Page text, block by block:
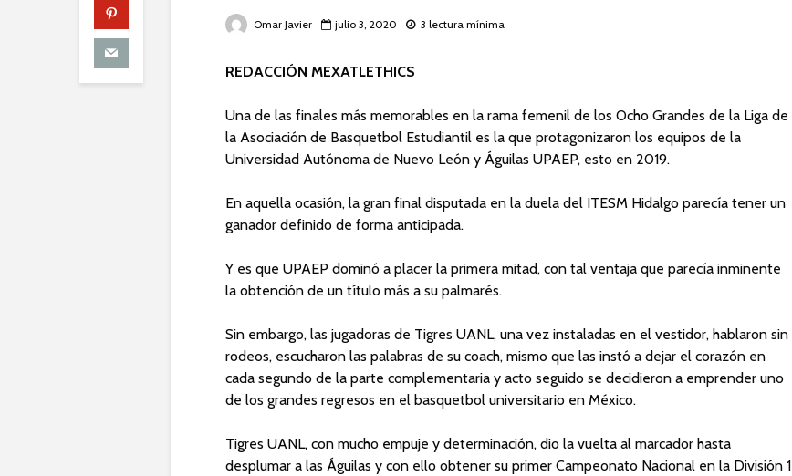
Omar Javier julio 3, 2020 3 lectura mínima
REDACCIÓN MEXATLETHICS
Una de las finales más memorables en la rama femenil de los Ocho Grandes de la Liga de
la Asociación de Basquetbol Estudiantil es la que protagonizaron los equipos de la
Universidad Autónoma de Nuevo León y Águilas UPAEP, esto en 2019.
En aquella ocasión, la gran final disputada en la duela del ITESM Hidalgo parecía tener un
ganador definido de forma anticipada.
Y es que UPAEP dominó a placer la primera mitad, con tal ventaja que parecía inminente
la obtención de un título más a su palmarés.
Sin embargo, las jugadoras de Tigres UANL, una vez instaladas en el vestidor, hablaron sin
rodeos, escucharon las palabras de su coach, mismo que las instó a dejar el corazón en
cada segundo de la parte complementaria y acto seguido se decidieron a emprender uno
de los grandes regresos en el basquetbol universitario en México.
Tigres UANL, con mucho empuje y determinación, dio la vuelta al marcador hasta
desplumar a las Águilas y con ello obtener su primer Campeonato Nacional en la División 1